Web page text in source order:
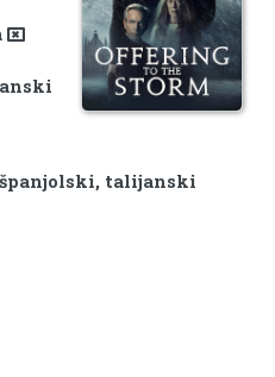
talijanski